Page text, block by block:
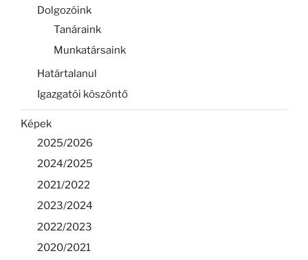
Dolgozóink
Tanáraink
Munkatársaink
Határtalanul
Igazgatói köszöntő
Képek
2025/2026
2024/2025
2021/2022
2023/2024
2022/2023
2020/2021